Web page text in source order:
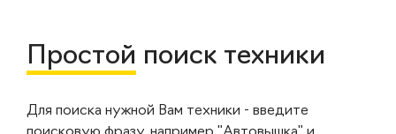
Простой поиск техники
Для поиска нужной Вам техники - введите